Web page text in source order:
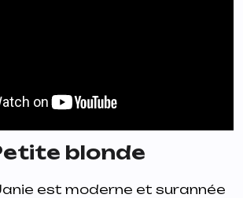
blonde
est moderne et surannée